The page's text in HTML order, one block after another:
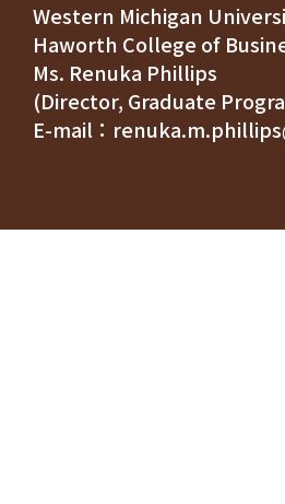
Western Michigan
Ms. Renuka Phillips
(Director, Graduate
E-mail：